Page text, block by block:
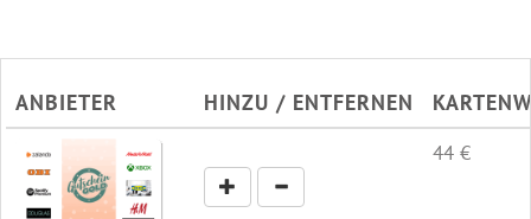
ANBIETER HINZU / ENTFERNEN
44 €